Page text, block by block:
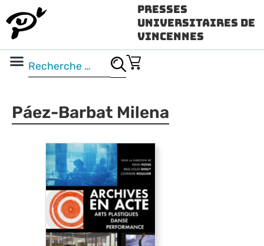
Presses
Universitaires de
Vincennes
Páez-Barbat Milena